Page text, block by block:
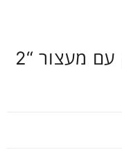
גלגל תעשייתי שחור חזק עם מעצור “2